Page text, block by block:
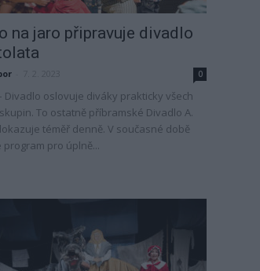
na jaro připravuje divadlo
0
Divadlo oslovuje diváky prakticky všech
To ostatně příbramské Divadlo A.
téměř denně. V současné době
pro úplně...